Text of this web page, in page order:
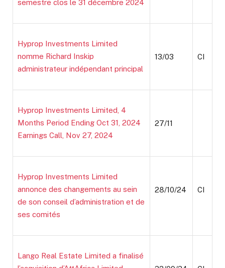
semestre clos le 31 décembre 2024
Hyprop Investments Limited
nomme Richard Inskip
administrateur indépendant principal
13/03 CI
Hyprop Investments Limited, 4
Months Period Ending Oct 31, 2024
Earnings Call, Nov 27, 2024
27/11
Hyprop Investments Limited
annonce des changements au sein
de son conseil d’administration et de
ses comités
28/10/24 CI
Lango Real Estate Limited a finalisé